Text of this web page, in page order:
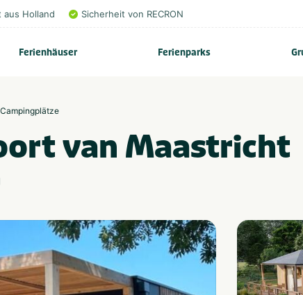
aus Holland Sicherheit von RECRON
Ferienhäuser Ferienparks
van Maastricht